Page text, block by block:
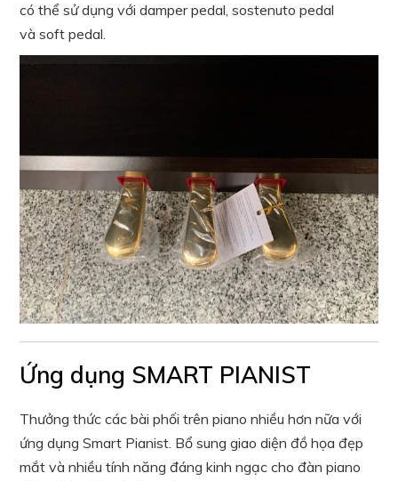
có thể sử dụng với damper pedal, sostenuto pedal
và soft pedal.
Ứng dụng SMART PIANIST
Thưởng thức các bài phối trên piano nhiều hơn nữa với
ứng dụng Smart Pianist. Bổ sung giao diện đồ họa đẹp
mắt và nhiều tính năng đáng kinh ngạc cho đàn piano